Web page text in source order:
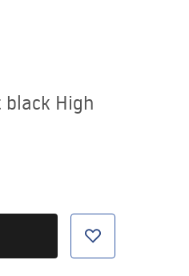
black High